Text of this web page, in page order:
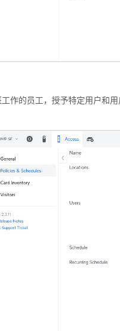
作的员工，授予特定用户和